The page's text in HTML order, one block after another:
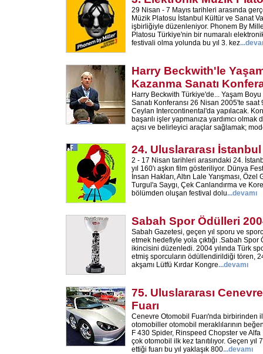
29 Nisan - 7 Mayıs tarihleri arasında
Müzik Platosu İstanbul Kültür ve Sanat
işbirliğiyle düzenleniyor. Phonem By
Platosu Türkiye'nin bir numaralı
festivali olma yolunda bu yıl 3. kez...
Harry Beckwith'le
Kazanma Sanatı
Harry Beckwith Türkiye'de... Yaşam
Sanatı Konferansı 26 Nisan 2005'te saat
Ceylan Intercontinental'da yapılacak.
başarılı işler yapmanıza yardımcı olmak
açısı ve belirleyici araçlar sağlamak;
24. Uluslararası
2 - 17 Nisan tarihleri arasındaki 24.
yıl 160'ı aşkın film gösteriliyor. Dünya
İnsan Hakları, Altın Lale Yarışması, Özel
Turgul'a Saygı, Çek Canlandırma ve
bölümden oluşan festival dolu...devamı
Sabah Spor Ödülleri
Sabah Gazetesi, geçen yıl sporu ve
etmek hedefiyle yola çıktığı .Sabah
ikincisini düzenledi. 2004 yılında Türk
etmiş sporcuların ödüllendirildiği tören,
akşamı Lütfü Kırdar Kongre...devamı
75. Uluslararası
Fuarı
Cenevre Otomobil Fuarı'nda birbirinden
otomobiller otomobil meraklılarının
F 430 Spider, Rinspeed Chopster ve
çok otomobil ilk kez tanıtılıyor. Geçen
ettiği fuarı bu yıl yaklaşık 800...devamı